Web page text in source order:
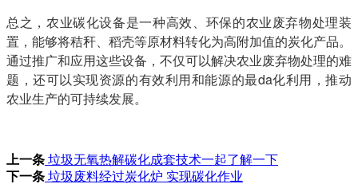
总之，农业碳化设备是一种高效、环保的农业废弃物处理装
置，能够将秸秆、稻壳等原材料转化为高附加值的炭化产品。
通过推广和应用这些设备，不仅可以解决农业废弃物处理的难
题，还可以实现资源的有效利用和能源的最da化利用，推动
农业生产的可持续发展。
上一条 垃圾无氧热解碳化成套技术一起了解一下
下一条 垃圾废料经过炭化炉 实现碳化作业